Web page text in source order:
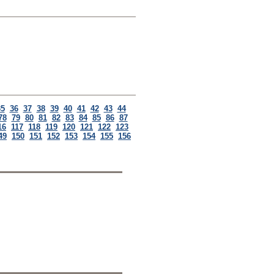
36 37 38 39 40 41 42 43 44
79 80 81 82 83 84 85 86 87
117 118 119 120 121 122 123
150 151 152 153 154 155 156